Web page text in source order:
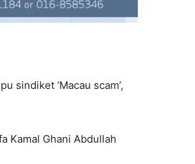
sindiket ‘Macau scam’,
Kamal Ghani Abdullah